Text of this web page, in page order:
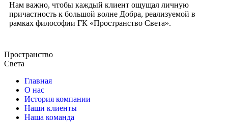
Нам важно, чтобы каждый клиент ощущал личную
причастность к большой волне Добра, реализуемой в
рамках философии ГК «Пространство Света».
Пространство
Света
Главная
О нас
История компании
Наши клиенты
Наша команда